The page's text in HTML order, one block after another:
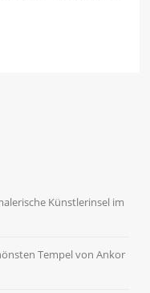
Künstlerinsel im
Tempel von Ankor